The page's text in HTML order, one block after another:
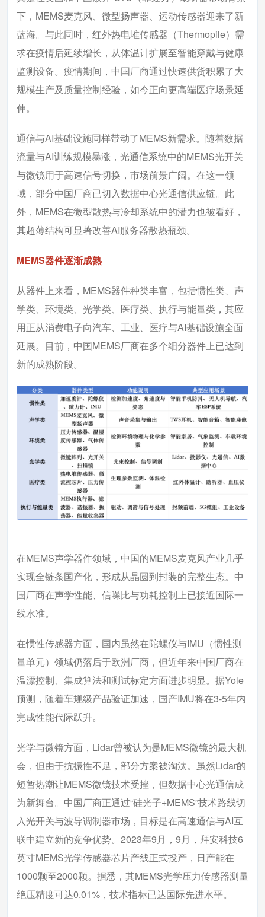
下，MEMS麦克风、微型扬声器、运动传感器迎来了新
蓝海。与此同时，红外热电堆传感器（Thermopile）需
求在疫情后延续增长，从体温计扩展至智能穿戴与健康
监测设备。疫情期间，中国厂商通过快速供货积累了大
规模生产及质量控制经验，如今正向更高端医疗场景延
伸。
通信与AI基础设施同样带动了MEMS新需求。随着数据
流量与AI训练规模暴涨，光通信系统中的MEMS光开关
与微镜用于高速信号切换，市场前景广阔。在这一领
域，部分中国厂商已切入数据中心光通信供应链。此
外，MEMS在微型散热与冷却系统中的潜力也被看好，
其超薄结构可显著改善AI服务器散热瓶颈。
MEMS器件逐渐成熟
从器件上来看，MEMS器件种类丰富，包括惯性类、声
学类、环境类、光学类、医疗类、执行与能量类，其应
用正从消费电子向汽车、工业、医疗与AI基础设施全面
延展。目前，中国MEMS厂商在多个细分器件上已达到
新的成熟阶段。
在MEMS声学器件领域，中国的MEMS麦克风产业几乎
实现全链条国产化，形成从晶圆到封装的完整生态。中
国厂商在声学性能、信噪比与功耗控制上已接近国际一
线水准。
在惯性传感器方面，国内虽然在陀螺仪与IMU（惯性测
量单元）领域仍落后于欧洲厂商，但近年来中国厂商在
温漂控制、集成算法和测试标定方面进步明显。据Yole
预测，随着车规级产品验证加速，国产IMU将在3-5年内
完成性能代际跃升。
光学与微镜方面，Lidar曾被认为是MEMS微镜的最大机
会，但由于抗振性不足，部分方案被淘汰。虽然Lidar的
短暂热潮让MEMS微镜技术受挫，但数据中心光通信成
为新舞台。中国厂商正通过“硅光子+MEMS”技术路线切
入光开关与波导调制器市场，目标是在高速通信与AI互
联中建立新的竞争优势。2023年9月，9月，拜安科技6
英寸MEMS光学传感器芯片产线正式投产，日产能在
1000颗至2000颗。据悉，其MEMS光学压力传感器测量
绝压精度可达0.01%，技术指标已达国际先进水平。